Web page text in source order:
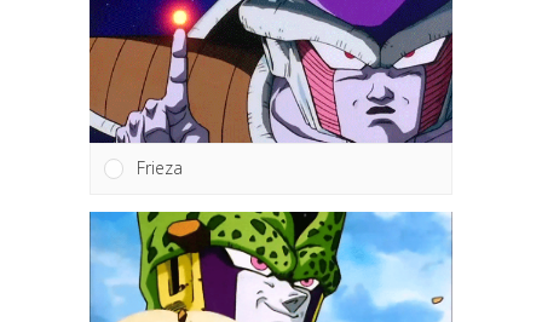
Frieza